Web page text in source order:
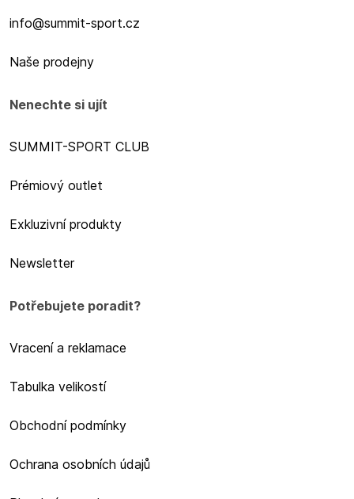
info@summit-sport.cz
Naše prodejny
Nenechte si ujít
SUMMIT-SPORT CLUB
Prémiový outlet
Exkluzivní produkty
Newsletter
Potřebujete poradit?
Vracení a reklamace
Tabulka velikostí
Obchodní podmínky
Ochrana osobních údajů